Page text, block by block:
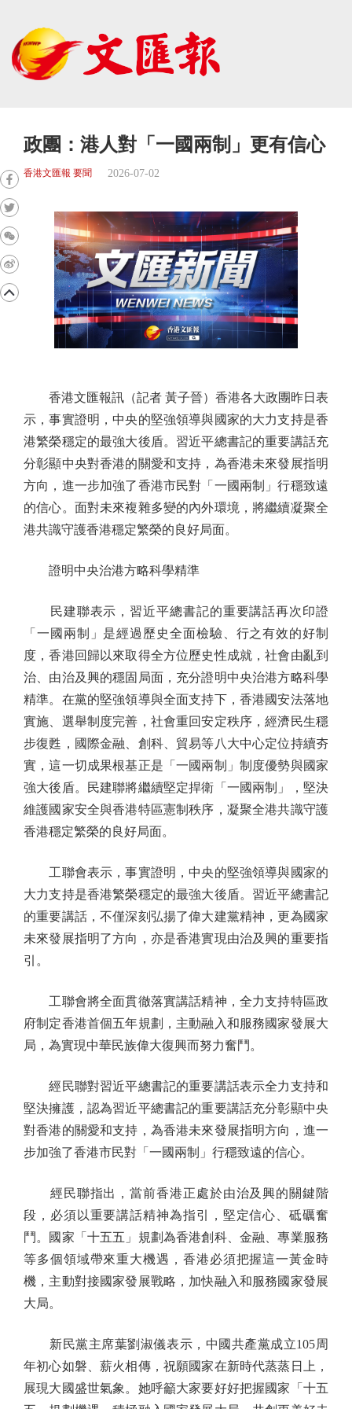
政團：港人對「一國兩制」更有信心
香港文匯報 要聞 2026-07-02
香港文匯報訊（記者 黃子晉）香港各大政團昨日表
示，事實證明，中央的堅強領導與國家的大力支持是香
港繁榮穩定的最強大後盾。習近平總書記的重要講話充
分彰顯中央對香港的關愛和支持，為香港未來發展指明
方向，進一步加強了香港市民對「一國兩制」行穩致遠
的信心。面對未來複雜多變的內外環境，將繼續凝聚全
港共識守護香港穩定繁榮的良好局面。
證明中央治港方略科學精準
民建聯表示，習近平總書記的重要講話再次印證
「一國兩制」是經過歷史全面檢驗、行之有效的好制
度，香港回歸以來取得全方位歷史性成就，社會由亂到
治、由治及興的穩固局面，充分證明中央治港方略科學
精準。在黨的堅強領導與全面支持下，香港國安法落地
實施、選舉制度完善，社會重回安定秩序，經濟民生穩
步復甦，國際金融、創科、貿易等八大中心定位持續夯
實，這一切成果根基正是「一國兩制」制度優勢與國家
強大後盾。民建聯將繼續堅定捍衛「一國兩制」，堅決
維護國家安全與香港特區憲制秩序，凝聚全港共識守護
香港穩定繁榮的良好局面。
工聯會表示，事實證明，中央的堅強領導與國家的
大力支持是香港繁榮穩定的最強大後盾。習近平總書記
的重要講話，不僅深刻弘揚了偉大建黨精神，更為國家
未來發展指明了方向，亦是香港實現由治及興的重要指
引。
工聯會將全面貫徹落實講話精神，全力支持特區政
府制定香港首個五年規劃，主動融入和服務國家發展大
局，為實現中華民族偉大復興而努力奮鬥。
經民聯對習近平總書記的重要講話表示全力支持和
堅決擁護，認為習近平總書記的重要講話充分彰顯中央
對香港的關愛和支持，為香港未來發展指明方向，進一
步加強了香港市民對「一國兩制」行穩致遠的信心。
經民聯指出，當前香港正處於由治及興的關鍵階
段，必須以重要講話精神為指引，堅定信心、砥礪奮
鬥。國家「十五五」規劃為香港創科、金融、專業服務
等多個領域帶來重大機遇，香港必須把握這一黃金時
機，主動對接國家發展戰略，加快融入和服務國家發展
大局。
新民黨主席葉劉淑儀表示，中國共產黨成立105周
年初心如磐、薪火相傳，祝願國家在新時代蒸蒸日上，
展現大國盛世氣象。她呼籲大家要好好把握國家「十五